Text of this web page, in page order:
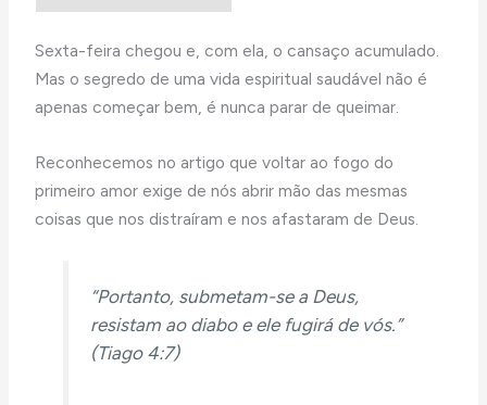
Sexta-feira chegou e, com ela, o cansaço acumulado.
Mas o segredo de uma vida espiritual saudável não é
apenas começar bem, é nunca parar de queimar.
Reconhecemos no artigo que voltar ao fogo do
primeiro amor exige de nós abrir mão das mesmas
coisas que nos distraíram e nos afastaram de Deus.
“Portanto, submetam-se a Deus,
resistam ao diabo e ele fugirá de vós.”
(Tiago 4:7)